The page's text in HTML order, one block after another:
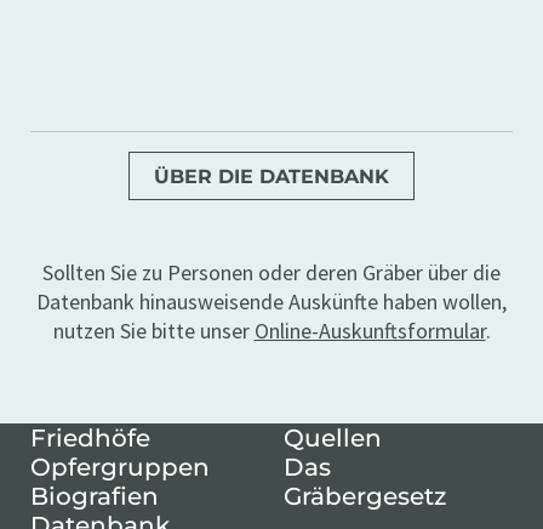
ÜBER DIE DATENBANK
Sollten Sie zu Personen oder deren Gräber über die
Datenbank hinausweisende Auskünfte haben wollen,
nutzen Sie bitte unser Online-Auskunftsformular.
Friedhöfe
Opfergruppen
Biografien
Quellen
Das
Gräbergesetz